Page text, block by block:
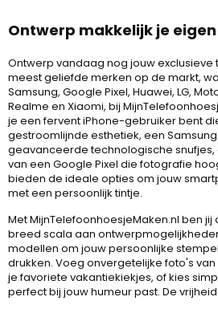
Ontwerp makkelijk je
Ontwerp vandaag nog jouw
meest geliefde merken op de markt,
Samsung, Google Pixel, Huawei, LG,
Realme en Xiaomi, bij
je een fervent iPhone-gebruiker bent
gestroomlijnde esthetiek, een
geavanceerde technologische
van een Google Pixel die fotografie
bieden de ideale opties om jouw
met een persoonlijk tintje.
Met MijnTelefoonhoesjeMaken.nl ben
breed scala aan
modellen om jouw persoonlijke
drukken. Voeg onvergetelijke foto's
je favoriete vakantiekiekjes, of kies
perfect bij jouw humeur past. De